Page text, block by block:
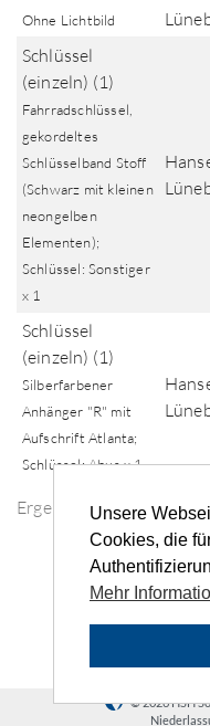
Unsere
Cookies, die
Mehr
Ergebnisse der
Ohne Lichtbild
Schlüssel
(einzeln) (1)
Fahrradschlüssel,
gekordeltes
Schlüsselband Stoff
(Schwarz mit kleinen
neongelben
Elementen);
Schlüssel: Sonstiger
x 1
Schlüssel
(einzeln) (1)
Silberfarbener
Anhänger "R" mit
Aufschrift Atlanta;
Schlüssel: Abus x 1
« ‹ 1
© 2026 HSH